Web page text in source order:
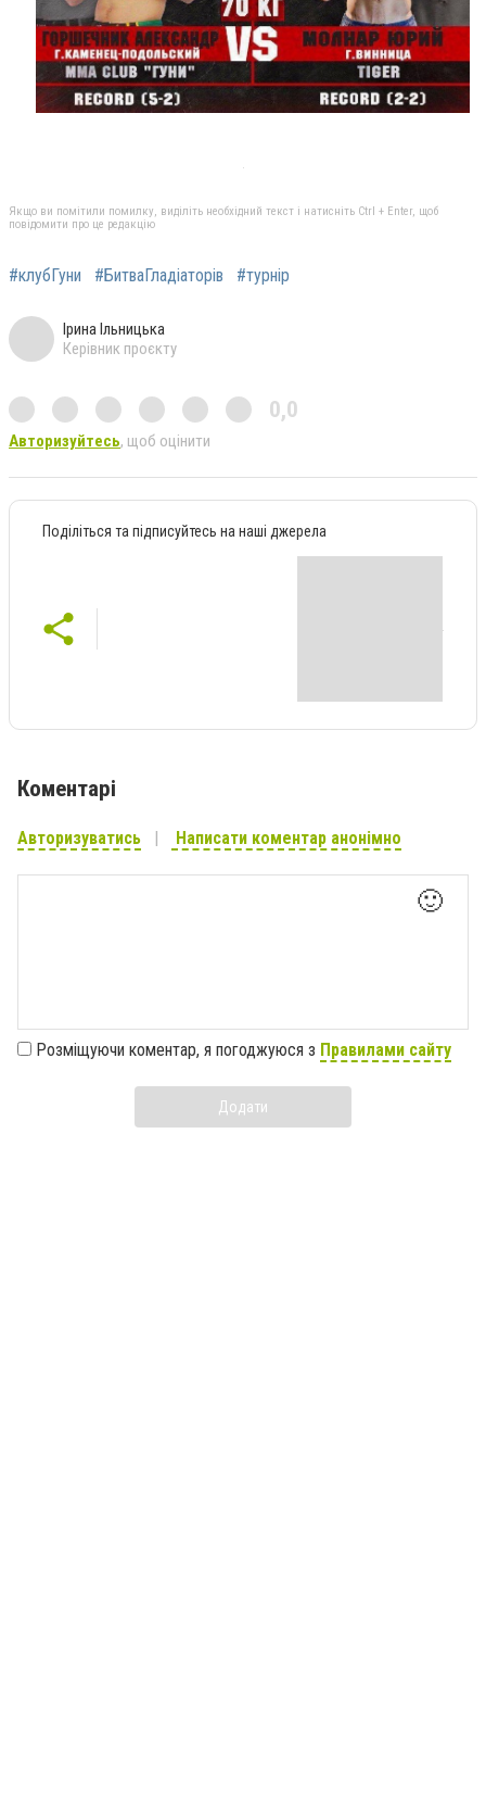
Якщо ви помітили помилку, виділіть необхідний текст і натисніть Ctrl + Enter, щоб
повідомити про це редакцію
#клубГуни #БитваГладіаторів #турнір
Ірина Ільницька
Керівник проєкту
0,0
Авторизуйтесь, щоб оцінити
Поділіться та підписуйтесь на наші джерела
Коментарі
Авторизуватись Написати коментар анонімно
🙂
Розміщуючи коментар, я погоджуюся з Правилами сайту
Додати